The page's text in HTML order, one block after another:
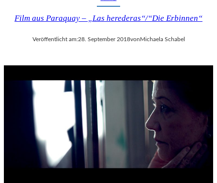
Film aus Paraquay – „Las herederas“/“Die Erbinnen“
Veröffentlicht am:28. September 2018von Michaela Schabel